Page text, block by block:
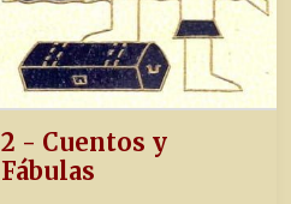
2 - Cuentos y
Fábulas